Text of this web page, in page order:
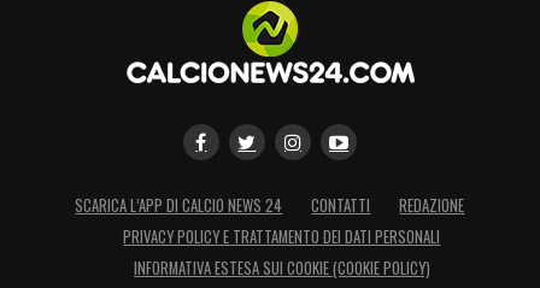
SCARICA L’APP DI CALCIO NEWS 24 CONTATTI
REDAZIONE
PRIVACY POLICY E TRATTAMENTO DEI DATI PERSONALI
INFORMATIVA ESTESA SUI COOKIE (COOKIE POLICY)